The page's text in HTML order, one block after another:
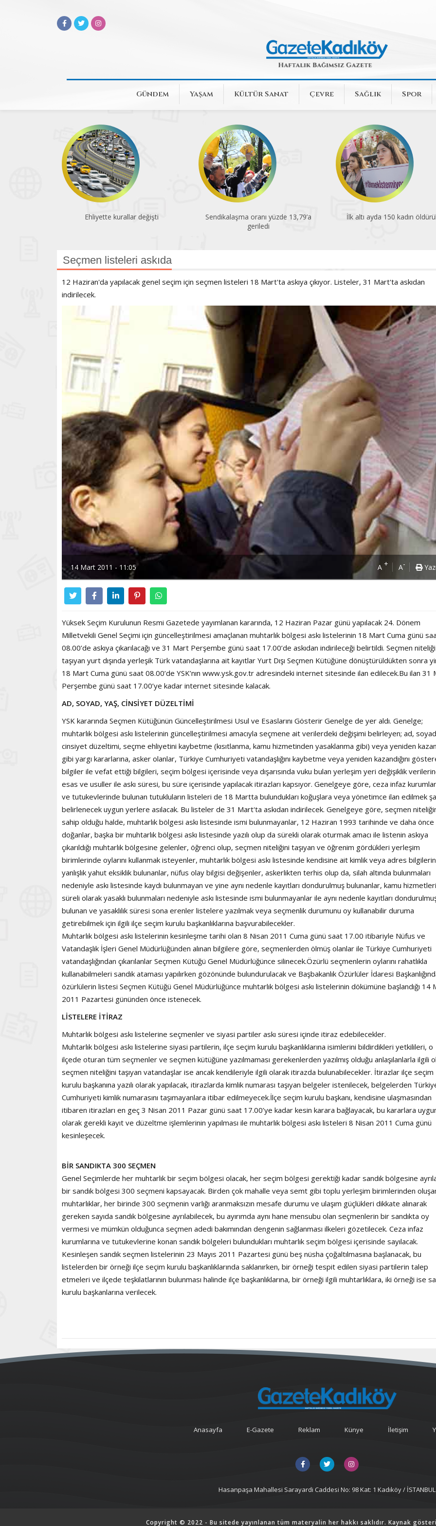
Gündem Yaşam Kültür Sanat Çevre Sağlık Spor
Ehliyette kurallar değişti
Sendikalaşma oranı yüzde 13,79’a
geriledi
İlk altı ayda 150 kadın
Seçmen listeleri askıda
12 Haziran'da yapılacak genel seçim için seçmen listeleri 18 Mart'ta askıya çıkıyor. Listeler, 31 Mart'ta askıdan
indirilecek.
14 Mart 2011 - 11:05 A + A-
Yüksek Seçim Kurulunun Resmi Gazetede yayımlanan kararında, 12 Haziran Pazar günü yapılacak 24. Dönem
Milletvekili Genel Seçimi için güncelleştirilmesi amaçlanan muhtarlık bölgesi askı listelerinin 18 Mart Cuma günü
08.00’de askıya çıkarılacağı ve 31 Mart Perşembe günü saat 17.00’de askıdan indirileceği belirtildi. Seçmen niteliği
taşıyan yurt dışında yerleşik Türk vatandaşlarına ait kayıtlar Yurt Dışı Seçmen Kütüğüne dönüştürüldükten sonra
18 Mart Cuma günü saat 08.00’de YSK’nın www.ysk.gov.tr adresindeki internet sitesinde ilan edilecek.Bu ilan 31
Perşembe günü saat 17.00’ye kadar internet sitesinde kalacak.
AD, SOYAD, YAŞ, CİNSİYET DÜZELTİMİ
YSK kararında Seçmen Kütüğünün Güncelleştirilmesi Usul ve Esaslarını Gösterir Genelge de yer aldı. Genelge;
muhtarlık bölgesi askı listelerinin güncelleştirilmesi amacıyla seçmene ait verilerdeki değişimi belirleyen; ad,
cinsiyet düzeltimi, seçme ehliyetini kaybetme (kısıtlanma, kamu hizmetinden yasaklanma gibi) veya yeniden
gibi yargı kararlarına, asker olanlar, Türkiye Cumhuriyeti vatandaşlığını kaybetme veya yeniden kazandığını
bilgiler ile vefat ettiği bilgileri, seçim bölgesi içerisinde veya dışarısında vuku bulan yerleşim yeri değişiklik
esas ve usuller ile askı süresi, bu süre içerisinde yapılacak itirazları kapsıyor. Genelgeye göre, ceza infaz
ve tutukevlerinde bulunan tutukluların listeleri de 18 Martta bulundukları koğuşlara veya yönetimce ilan edilmek
belirlenecek uygun yerlere asılacak. Bu listeler de 31 Mart'ta askıdan indirilecek. Genelgeye göre, seçmen
sahip olduğu halde, muhtarlık bölgesi askı listesinde ismi bulunmayanlar, 12 Haziran 1993 tarihinde ve daha önce
doğanlar, başka bir muhtarlık bölgesi askı listesinde yazılı olup da sürekli olarak oturmak amacı ile listenin askıya
çıkarıldığı muhtarlık bölgesine gelenler, öğrenci olup, seçmen niteliğini taşıyan ve öğrenim gördükleri yerleşim
birimlerinde oylarını kullanmak isteyenler, muhtarlık bölgesi askı listesinde kendisine ait kimlik veya adres
yanlışlık yahut eksiklik bulunanlar, nüfus olay bilgisi değişenler, askerlikten terhis olup da, silah altında bulunmaları
nedeniyle askı listesinde kaydı bulunmayan ve yine aynı nedenle kayıtları dondurulmuş bulunanlar, kamu
süreli olarak yasaklı bulunmaları nedeniyle askı listesinde ismi bulunmayanlar ile aynı nedenle kayıtları
bulunan ve yasaklılık süresi sona erenler listelere yazılmak veya seçmenlik durumunu oy kullanabilir duruma
getirebilmek için ilgili ilçe seçim kurulu başkanlıklarına başvurabilecekler.
Muhtarlık bölgesi askı listelerinin kesinleşme tarihi olan 8 Nisan 2011 Cuma günü saat 17.00 itibariyle Nüfus ve
Vatandaşlık İşleri Genel Müdürlüğünden alınan bilgilere göre, seçmenlerden ölmüş olanlar ile Türkiye Cumhuriyeti
vatandaşlığından çıkarılanlar Seçmen Kütüğü Genel Müdürlüğünce silinecek.Özürlü seçmenlerin oylarını rahatlıkla
kullanabilmeleri sandık ataması yapılırken gözönünde bulundurulacak ve Başbakanlık Özürlüler İdaresi
özürlülerin listesi Seçmen Kütüğü Genel Müdürlüğünce muhtarlık bölgesi askı listelerinin dökümüne başlandığı 14
2011 Pazartesi gününden önce istenecek.
LİSTELERE İTİRAZ
Muhtarlık bölgesi askı listelerine seçmenler ve siyasi partiler askı süresi içinde itiraz edebilecekler.
Muhtarlık bölgesi askı listelerine siyasi partilerin, ilçe seçim kurulu başkanlıklarına isimlerini bildirdikleri yetkilileri, o
ilçede oturan tüm seçmenler ve seçmen kütüğüne yazılmaması gerekenlerden yazılmış olduğu anlaşılanlarla ilgili
seçmen niteliğini taşıyan vatandaşlar ise ancak kendileriyle ilgili olarak itirazda bulunabilecekler. İtirazlar ilçe seçim
kurulu başkanına yazılı olarak yapılacak, itirazlarda kimlik numarası taşıyan belgeler istenilecek, belgelerden
Cumhuriyeti kimlik numarasını taşımayanlara itibar edilmeyecek.İlçe seçim kurulu başkanı, kendisine ulaşmasından
itibaren itirazları en geç 3 Nisan 2011 Pazar günü saat 17.00’ye kadar kesin karara bağlayacak, bu kararlara
olarak gerekli kayıt ve düzeltme işlemlerinin yapılması ile muhtarlık bölgesi askı listeleri 8 Nisan 2011 Cuma günü
kesinleşecek.
BİR SANDIKTA 300 SEÇMEN
Genel Seçimlerde her muhtarlık bir seçim bölgesi olacak, her seçim bölgesi gerektiği kadar sandık bölgesine
bir sandık bölgesi 300 seçmeni kapsayacak. Birden çok mahalle veya semt gibi toplu yerleşim birimlerinden
muhtarlıklar, her birinde 300 seçmenin varlığı aranmaksızın mesafe durumu ve ulaşım güçlükleri dikkate alınarak
gereken sayıda sandık bölgesine ayrılabilecek, bu ayırımda aynı hane mensubu olan seçmenlerin bir sandıkta oy
vermesi ve mümkün olduğunca seçmen adedi bakımından dengenin sağlanması ilkeleri gözetilecek. Ceza infaz
kurumlarına ve tutukevlerine konan sandık bölgeleri bulundukları muhtarlık seçim bölgesi içerisinde sayılacak.
Kesinleşen sandık seçmen listelerinin 23 Mayıs 2011 Pazartesi günü beş nüsha çoğaltılmasına başlanacak, bu
listelerden bir örneği ilçe seçim kurulu başkanlıklarında saklanırken, bir örneği tespit edilen siyasi partilerin talep
etmeleri ve ilçede teşkilatlarının bulunması halinde ilçe başkanlıklarına, bir örneği ilgili muhtarlıklara, iki örneği ise
kurulu başkanlarına verilecek.
Haftanın Pusulası
Power Ballad /
Anasayfa E-Gazete Reklam Künye İletişim
Hasanpaşa Mahallesi Sarayardi Caddesi No: 98 Kat: 1 Kadıköy / İSTANBUL
Copyright © 2022 - Bu sitede yayınlanan tüm materyalin her hakkı saklıdır. Kaynak